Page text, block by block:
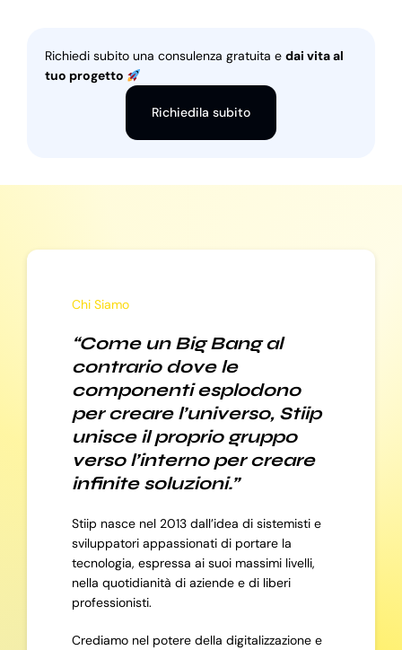
Richiedi subito una consulenza gratuita e dai vita al
tuo progetto
Richiedila subito
Chi Siamo
“Come un Big Bang al
contrario dove le
componenti esplodono
per creare l’universo, Stiip
unisce il proprio gruppo
verso l’interno per creare
infinite soluzioni.”
Stiip nasce nel 2013 dall’idea di sistemisti e
sviluppatori appassionati di portare la
tecnologia, espressa ai suoi massimi livelli,
nella quotidianità di aziende e di liberi
professionisti.
Crediamo nel potere della digitalizzazione e